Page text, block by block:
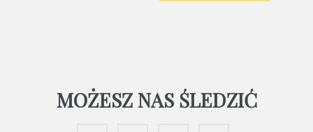
MOŻESZ NAS ŚLEDZIĆ